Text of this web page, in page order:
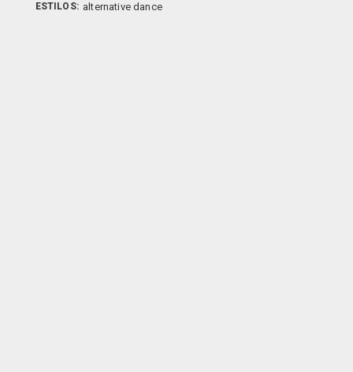
ESTILOS: alternative dance